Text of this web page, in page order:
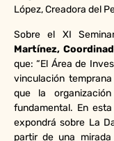
López, Creadora del
Sobre el XI
Martínez,
que: “El Área de
vinculación
que la
fundamental. En
expondrá sobre La
partir de una